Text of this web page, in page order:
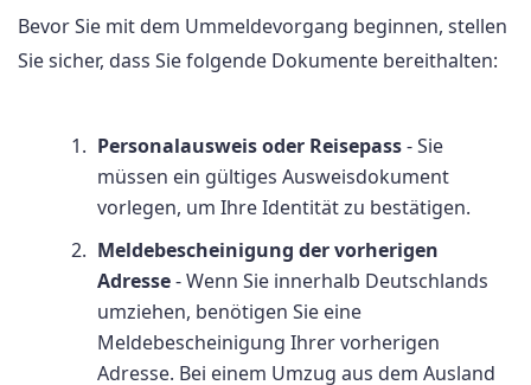
Bevor Sie mit dem Ummeldevorgang beginnen, stellen
Sie sicher, dass Sie folgende Dokumente bereithalten:
Personalausweis oder Reisepass- Sie
müssen ein gültiges Ausweisdokument
vorlegen, um Ihre Identität zu bestätigen.
Meldebescheinigung der vorherigen
Adresse- Wenn Sie innerhalb Deutschlands
umziehen, benötigen Sie eine
Meldebescheinigung Ihrer vorherigen
Adresse. Bei einem Umzug aus dem Ausland